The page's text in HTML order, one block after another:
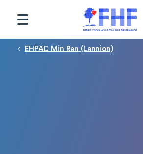
Fil d'Ariane
EHPAD Min Ran (Lannion)
Panneau de gestion des cookies